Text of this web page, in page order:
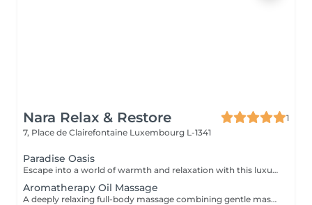
Nara Relax & Restore
1
7, Place de Clairefontaine Luxembourg L-1341
Paradise Oasis
Escape into a world of warmth and relaxation with this luxurious wellness ritual. Combining a 90-minute Hot Stone Massage with a 30-minute Thai Foot Reflexology treatment, this package helps release deep muscular tension, improve circulation, and restore a sense of balance from head to toe. Includes: Hot Stone Massage 90 min Thai Foot Reflexology 30 min
Aromatherapy Oil Massage
A deeply relaxing full-body massage combining gentle massage techniques with carefully selected aromatic essential oils. The soothing aromas and flowing movements help ease muscle tension, reduce stress, calm the mind, and promote a lasting sense of well-being.